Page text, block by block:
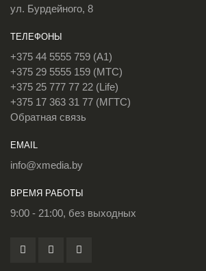
ул. Бурдейного, 8
ТЕЛЕФОНЫ
+375 44 5555 759 (A1)
+375 29 5555 159 (МТС)
+375 25 777 77 22 (Life)
+375 17 363 31 77 (МГТС)
Обратная связь
EMAIL
info@xmedia.by
ВРЕМЯ РАБОТЫ
9:00 - 21:00, без выходных